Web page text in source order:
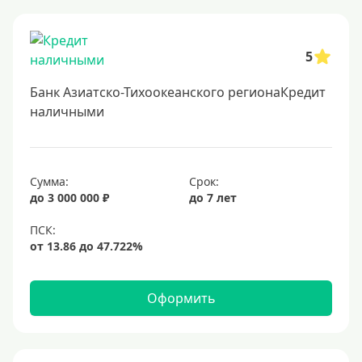
Заявка во все банки
Способы выдачи
Не выходя из дома
Онлайн на карту
Валюта
5
Банк Азиатско-Тихоокеанского регионаКредит
наличными
Сумма:
до 3 000 000 ₽
Срок:
до 7 лет
Оформить